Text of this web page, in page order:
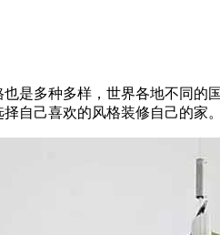
是多种多样，世界各地不同
自己喜欢的风格装修自己的家